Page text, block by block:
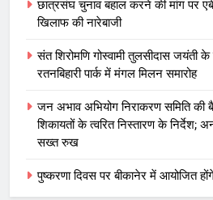
छात्रसंघ चुनाव बहाल करने की मांग पर
खिलाफ की नारेबाजी
संत शिरोमणि गोस्वामी तुलसीदास जयंती
रतनबिहारी पार्क में मंगल मिलन समारोह
जन अभाव अभियोग निराकरण समिति की
शिकायतों के त्वरित निस्तारण के निर्देश;
सख्त रुख
पुष्करणा दिवस पर बीकानेर में आयोजित